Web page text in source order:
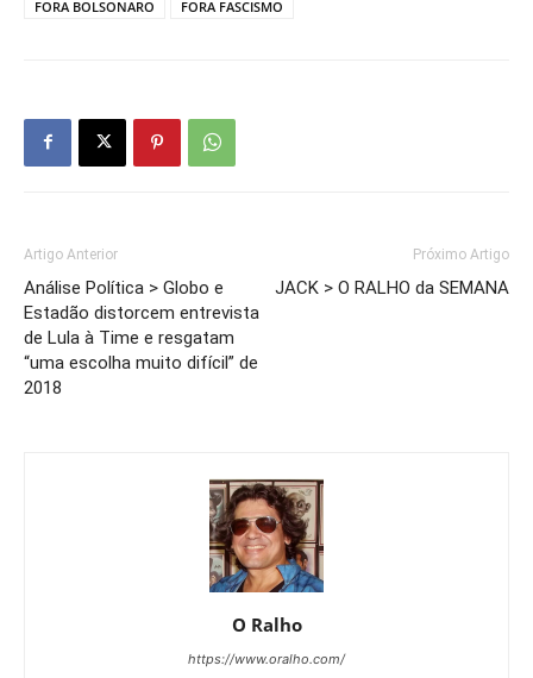
FORA BOLSONARO
FORA FASCISMO
Artigo Anterior
Análise Política > Globo e
Estadão distorcem entrevista
de Lula à Time e resgatam
“uma escolha muito difícil” de
2018
Próximo Artigo
JACK > O RALHO da SEMANA
O Ralho
https://www.oralho.com/